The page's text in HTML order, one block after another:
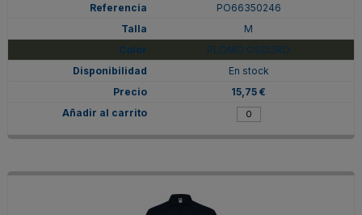
PO66350246
M
PLOMO OSCURO
En stock
15,75 €